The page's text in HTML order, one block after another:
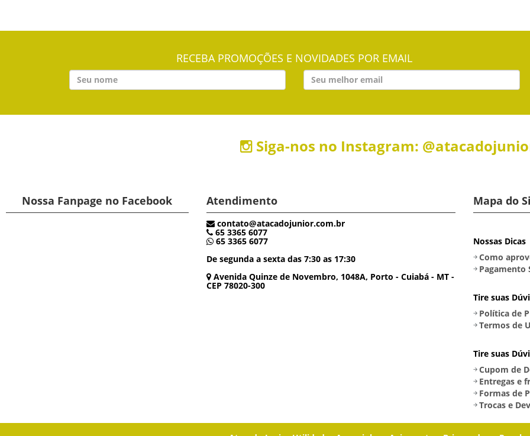
RECEBA PROMOÇÕES E NOVIDADES POR EMAIL
Siga-nos no Instagram:
Nossa Fanpage no Facebook Atendimento
contato@atacadojunior.com.br
65 3365 6077
65 3365 6077
De segunda a sexta das 7:30 as 17:30
Avenida Quinze de Novembro, 1048A, Porto - Cuiabá - MT -
CEP 78020-300
Mapa do
Nossas Dicas
Como
Pagamento
Tire suas
Política de
Termos de
Tire suas
Cupom de
Entregas e
Formas de
Trocas e